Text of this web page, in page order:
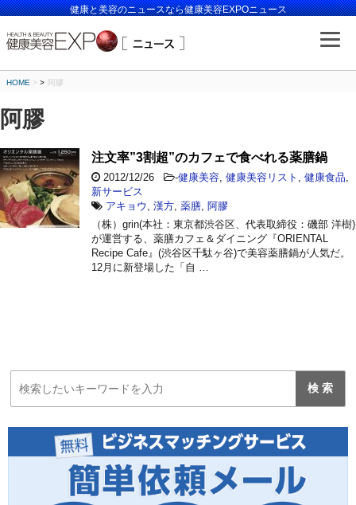
健康と美容のニュースなら健康美容EXPOニュース
HOME > 阿膠
阿膠
注文率”3割超”のカフェで食べれる薬膳鍋
2012/12/26 -健康美容 健康美容リスト 健康食品
新サービス
アキョウ
漢方 薬膳 阿膠
（株）grin(本社：東京都渋谷区、代表取締役：磯部 洋樹)
が運営する、薬膳カフェ＆ダイニング『ORIENTAL
Recipe Cafe』(渋谷区千駄ヶ谷)で美容薬膳鍋が人気だ。
12月に新登場した「自 …